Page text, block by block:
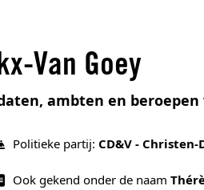
Van Goey
ambten en beroepen
Politieke partij: CD&V -
Ook gekend onder de naam